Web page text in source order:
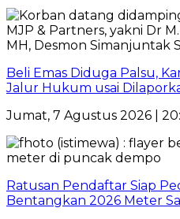
Beli Emas Diduga Palsu,
Jalur Hukum usai
Jumat, 7 Agustus 2026 |
Ratusan Pendaftar Siap
Bentangkan 2026 Meter